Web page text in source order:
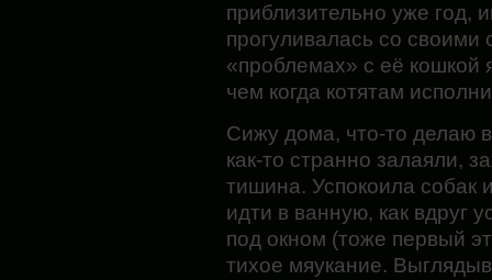
приблизительно уже год,
прогуливалась со своими
«проблемах» с её кошкой
чем когда котятам
Сижу дома, что-то делаю
как-то странно залаяли,
тишина. Успокоила собак
идти в ванную, как вдруг
под окном (тоже первый
тихое мяукание.